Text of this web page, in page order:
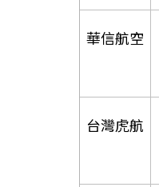
華信航空
台灣虎航